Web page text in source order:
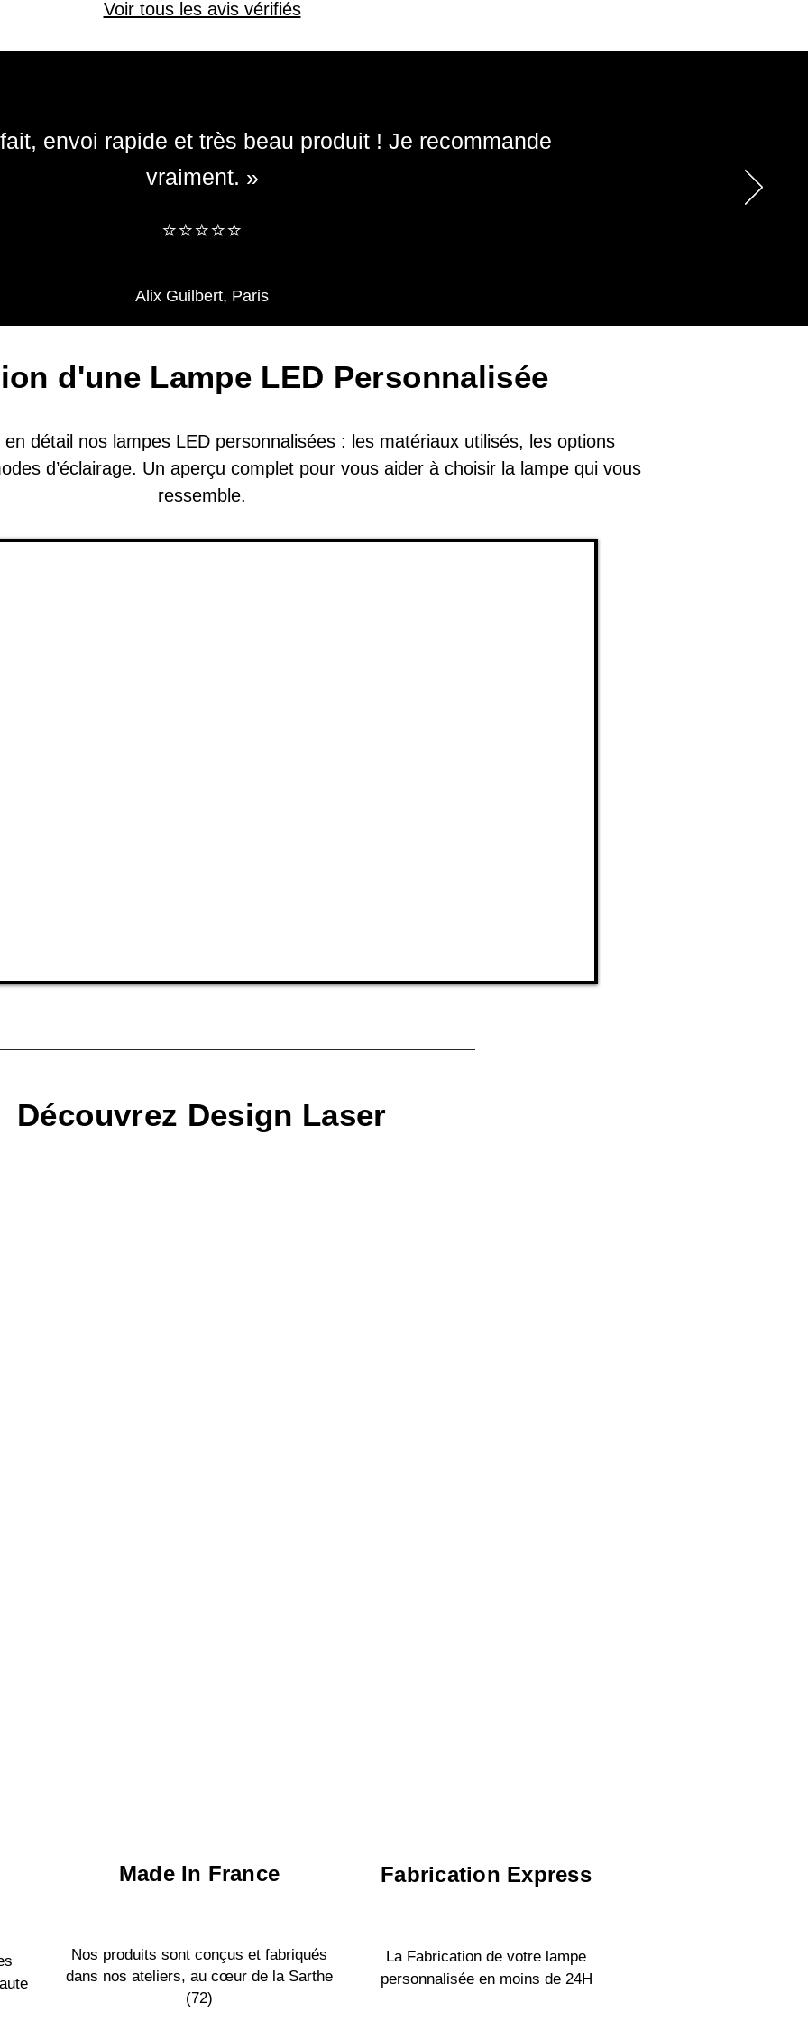
Voir tous les avis vérifiés
envoi rapide et très beau produit ! Je recommande
vraiment. »
​​⭐⭐⭐⭐⭐
Alix Guilbert, Paris
d'une Lampe LED Personnalisée
détail nos lampes LED personnalisées : les matériaux utilisés, les options
d’éclairage. Un aperçu complet pour vous aider à choisir la lampe qui vous
ressemble.
Découvrez Design Laser
Made In France
Nos produits sont conçus et fabriqués
dans nos ateliers, au cœur de la Sarthe
(72)
Fabrication Express
La Fabrication de votre lampe
personnalisée en moins de 24H